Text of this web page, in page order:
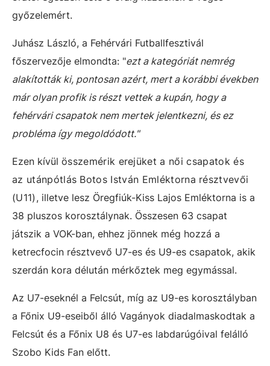
győzelemért.
Juhász László, a Fehérvári Futballfesztivál
főszervezője elmondta: "ezt a kategóriát nemrég
alakították ki, pontosan azért, mert a korábbi években
már olyan profik is részt vettek a kupán, hogy a
fehérvári csapatok nem mertek jelentkezni, és ez
probléma így megoldódott."
Ezen kívül összemérik erejüket a női csapatok és
az utánpótlás Botos István Emléktorna résztvevői
(U11), illetve lesz Öregfiúk-Kiss Lajos Emléktorna is a
38 pluszos korosztálynak. Összesen 63 csapat
játszik a VOK-ban, ehhez jönnek még hozzá a
ketrecfocin résztvevő U7-es és U9-es csapatok, akik
szerdán kora délután mérkőztek meg egymással.
Az U7-eseknél a Felcsút, míg az U9-es korosztályban
a Főnix U9-eseiből álló Vagányok diadalmaskodtak a
Felcsút és a Főnix U8 és U7-es labdarúgóival felálló
Szobo Kids Fan előtt.